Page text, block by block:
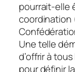
pourrait-elle
coordination
Une telle
d’offrir à
pour définir